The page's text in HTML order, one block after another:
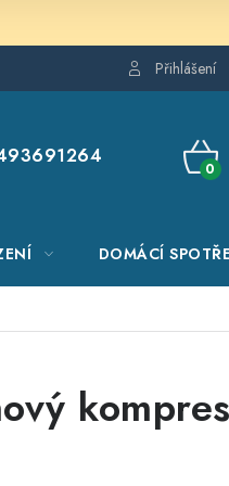
Přihlášení
DOMÁCÍ